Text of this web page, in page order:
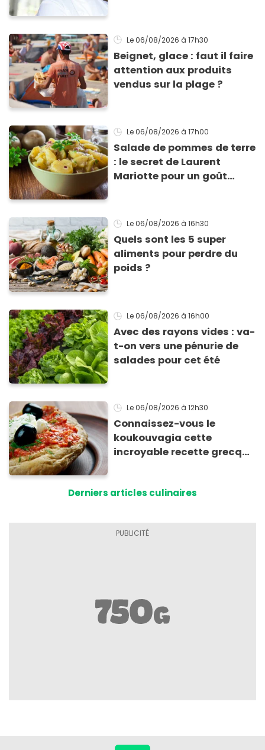
Le 06/08/2026 à 17h30
Beignet, glace : faut il faire
attention aux produits
vendus sur la plage ?
Le 06/08/2026 à 17h00
Salade de pommes de terre
: le secret de Laurent
Mariotte pour un goût
Le 06/08/2026 à 16h30
Quels sont les 5 super
aliments pour perdre du
poids ?
Le 06/08/2026 à 16h00
Avec des rayons vides : va-
t-on vers une pénurie de
salades pour cet été
Le 06/08/2026 à 12h30
Connaissez-vous le
koukouvagia cette
incroyable recette grecque
Derniers articles culinaires